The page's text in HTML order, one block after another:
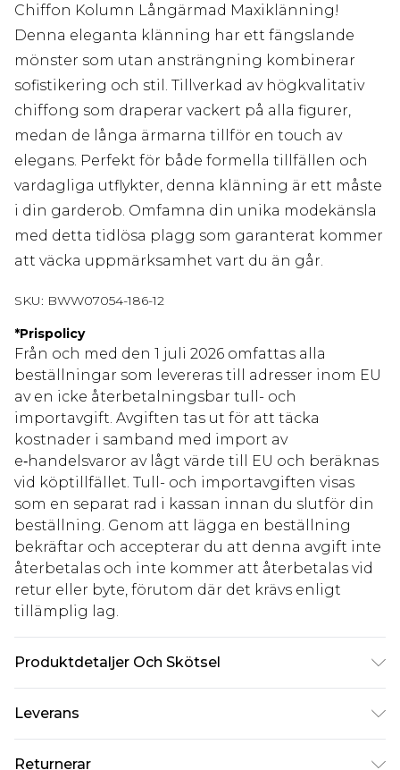
Chiffon Kolumn Långärmad Maxiklänning!
Denna eleganta klänning har ett fängslande
mönster som utan ansträngning kombinerar
sofistikering och stil. Tillverkad av högkvalitativ
chiffong som draperar vackert på alla figurer,
medan de långa ärmarna tillför en touch av
elegans. Perfekt för både formella tillfällen och
vardagliga utflykter, denna klänning är ett måste
i din garderob. Omfamna din unika modekänsla
med detta tidlösa plagg som garanterat kommer
att väcka uppmärksamhet vart du än går.
SKU: BWW07054-186-12
*Prispolicy
Från och med den 1 juli 2026 omfattas alla
beställningar som levereras till adresser inom EU
av en icke återbetalningsbar tull- och
importavgift. Avgiften tas ut för att täcka
kostnader i samband med import av
e‑handelsvaror av lågt värde till EU och beräknas
vid köptillfället. Tull- och importavgiften visas
som en separat rad i kassan innan du slutför din
beställning. Genom att lägga en beställning
bekräftar och accepterar du att denna avgift inte
återbetalas och inte kommer att återbetalas vid
retur eller byte, förutom där det krävs enligt
tillämplig lag.
Produktdetaljer Och Skötsel
Leverans
Standardleverans Sverige
kr80
Returnerar